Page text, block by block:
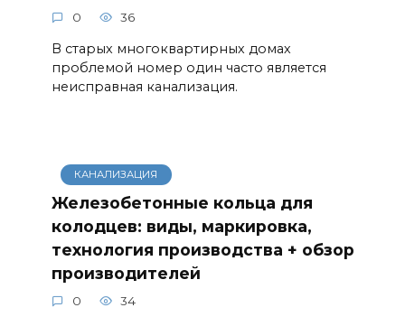
0 36
В старых многоквартирных домах
проблемой номер один часто является
неисправная канализация.
КАНАЛИЗАЦИЯ
Железобетонные кольца для
колодцев: виды, маркировка,
технология производства + обзор
производителей
0 34